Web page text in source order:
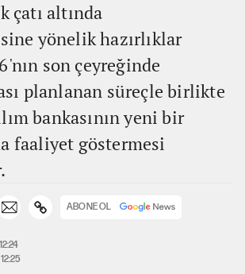
çatı altında
yönelik hazırlıklar
son çeyreğinde
planlanan süreçle birlikte
bankasının yeni bir
faaliyet göstermesi
ABONE OL